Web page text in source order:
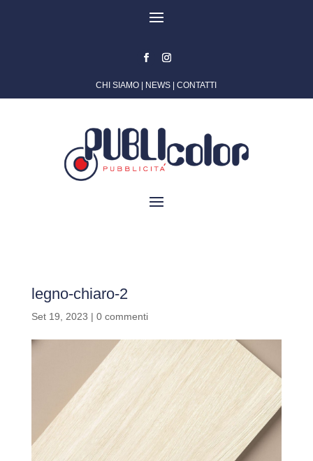
CHI SIAMO NEWS |CONTATTI
legno-chiaro-2
Set 19, 2023 | 0 commenti